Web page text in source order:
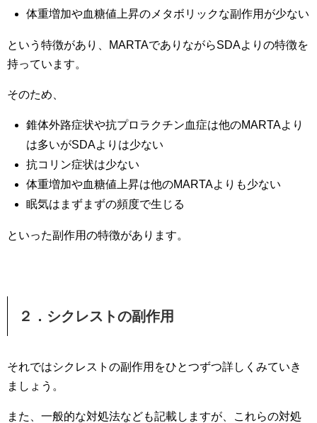
体重増加や血糖値上昇のメタボリックな副作用が少ない
という特徴があり、MARTAでありながらSDAよりの特徴を
持っています。
そのため、
錐体外路症状や抗プロラクチン血症は他のMARTAより
は多いがSDAよりは少ない
抗コリン症状は少ない
体重増加や血糖値上昇は他のMARTAよりも少ない
眠気はまずまずの頻度で生じる
といった副作用の特徴があります。
２．シクレストの副作用
それではシクレストの副作用をひとつずつ詳しくみていき
ましょう。
また、一般的な対処法なども記載しますが、これらの対処